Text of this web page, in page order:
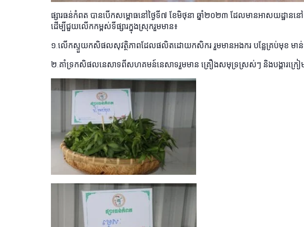
ផ្សារធន់កំពត បានបើកសម្ពោធនៅថ្ងៃទី៧ ខែមិថុនា ឆ្នាំ២០២៣ ដែលមានអាសយដ្ឋាន
ដើម្បីជួយលើកកម្ពស់ទីផ្សារក្នុងស្រុករួមមាន៖
១.លើកស្ទួយកសិផលសុវត្ថិភាពដែលផលិតដោយកសិករ រួមមានអងករ បន្លែគ្រប់មុខ មាន់
២.គាំទ្រកសិផលនេសាទពីសហគមន៍នេសាទរួមមាន គ្រឿងសមុទ្រស្រស់ៗ និងបង្គារក្រៀ